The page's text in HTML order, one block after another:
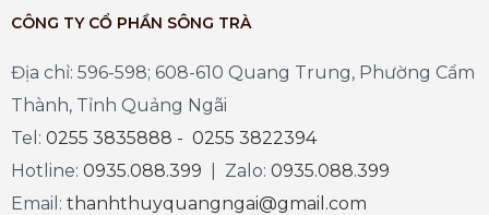
CÔNG TY CỔ PHẦN SÔNG TRÀ
Địa chỉ: 596-598; 608-610 Quang Trung, Phường Cẩm
Thành, Tỉnh Quảng Ngãi
Tel: 0255 3835888 - 0255 3822394
Hotline: 0935.088.399 | Zalo: 0935.088.399
Email: thanhthuyquangngai@gmail.com